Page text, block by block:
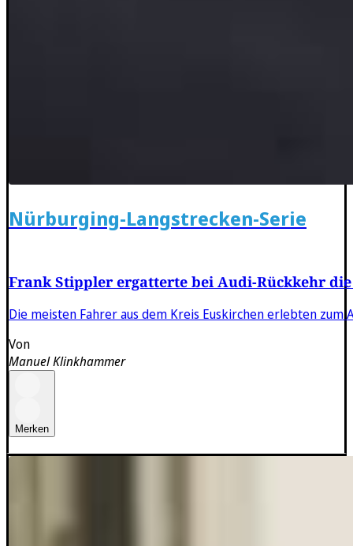
Nürburging-Langstrecken-Serie
Frank Stippler ergatterte bei Audi-Rückkehr
Die meisten Fahrer aus dem Kreis Euskirchen erlebten zum
Von
Manuel Klinkhammer
Merken